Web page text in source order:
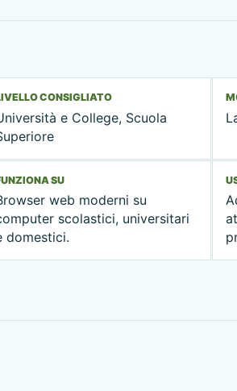
CONSIGLIATO
e College, Scuola
SU
web moderni su
scolastici, universitari
domestici.